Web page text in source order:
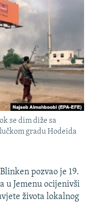
se dim diže sa
gradu Hodeida
pozvao je 19.
u Jemenu ocijenivši
života lokalnog